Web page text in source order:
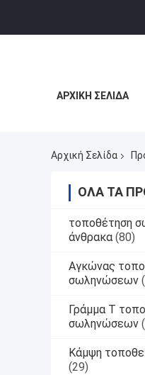
ΑΡΧΙΚΉ ΣΕΛΊΔΑ
Αρχική Σελίδα
ΌΛΑ ΤΑ
τοποθέτηση
άνθρακα (80)
Αγκώνας
σωληνώσεων
Γράμμα Τ
σωληνώσεων
Κάμψη
(29)